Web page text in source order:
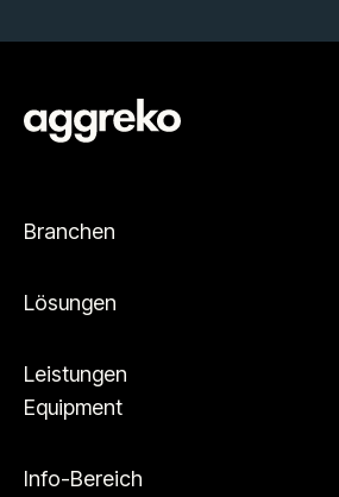
Branchen
Lösungen
Leistungen
Equipment
Info-Bereich